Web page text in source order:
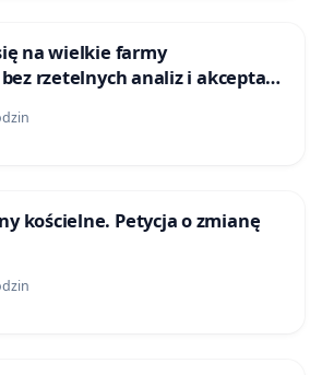
na wielkie farmy
rzetelnych analiz i akceptacji
kościelne. Petycja o zmianę